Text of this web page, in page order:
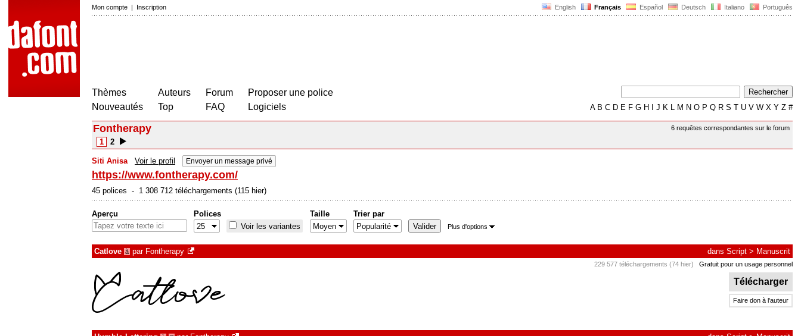
English Français Español Deutsch Italiano Português
Mon compte | Inscription
Thèmes
Nouveautés
Auteurs
Top
Forum
FAQ
Proposer une police
Logiciels
AB C D E F G H J K L M N O P Q R S T U V W X Y Z #
6 requêtes correspondantes sur le forum
Fontherapy
1 2
Siti Anisa Voir le profil Envoyer un message privé
https://www.fontherapy.com/
45 polices - 1 308 712 téléchargements (115 hier)
Aperçu
Polices
Voir les variantes
Taille Trier par
Plus d'options
Catlove à par Fontherapy dans Script > Manuscrit
229 577 téléchargements (74 hier) Gratuit pour un usage personnel
Télécharger
Faire don à l'auteur